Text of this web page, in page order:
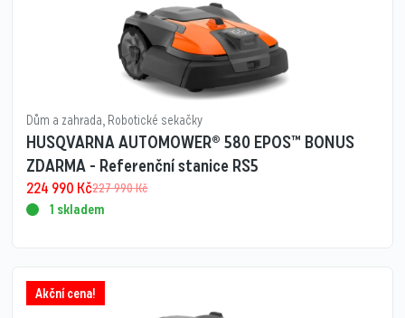
Dům a zahrada, Robotické sekačky
HUSQVARNA AUTOMOWER® 580 EPOS™ BONUS
ZDARMA - Referenční stanice RS5
227 990Kč
224 990 Kč
1 skladem
Akční cena!